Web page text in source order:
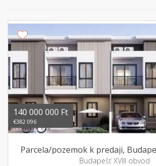
140 000 000 Ft
€382 096
Parcela/pozemok k predaji,
Budapešť XVIII obvod